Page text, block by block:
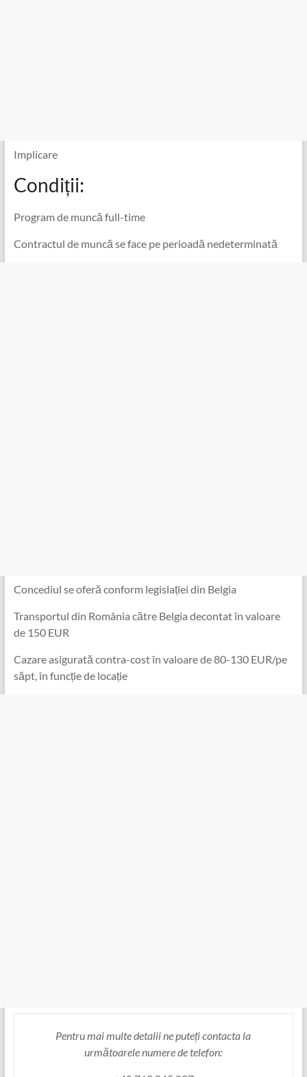
Implicare
Condiții:
Program de muncă full-time
Contractul de muncă se face pe perioadă nedeterminată
Concediul se oferă conform legislației din Belgia
Transportul din România către Belgia decontat în valoare
de 150 EUR
Cazare asigurată contra-cost în valoare de 80-130 EUR/pe
săpt, în funcție de locație
Pentru mai multe detalii ne puteți contacta la
următoarele numere de telefon: